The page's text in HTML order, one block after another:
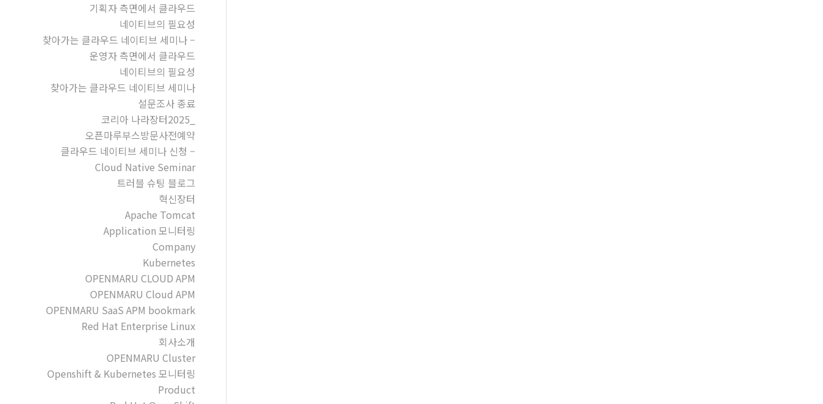
기획자 측면에서 클라우드
네이티브의 필요성
찾아가는 클라우드 네이티브 세미나 –
운영자 측면에서 클라우드
네이티브의 필요성
찾아가는 클라우드 네이티브 세미나
설문조사 종료
코리아 나라장터2025_
오픈마루부스방문사전예약
클라우드 네이티브 세미나 신청 –
Cloud Native Seminar
트러블 슈팅 블로그
혁신장터
Apache Tomcat
Application 모니터링
Company
Kubernetes
OPENMARU CLOUD APM
OPENMARU Cloud APM
OPENMARU SaaS APM bookmark
Red Hat Enterprise Linux
회사소개
OPENMARU Cluster
Openshift & Kubernetes 모니터링
Product